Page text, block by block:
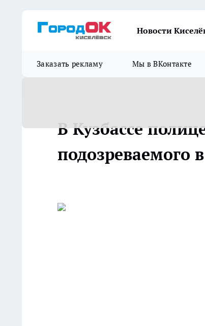
Новости
Заказать рекламу Мы в ВКонтакте
В Кузбассе
подозреваемого